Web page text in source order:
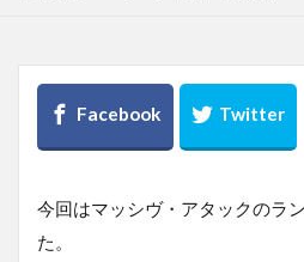
今回はマッシヴ・アタックのラ
た。